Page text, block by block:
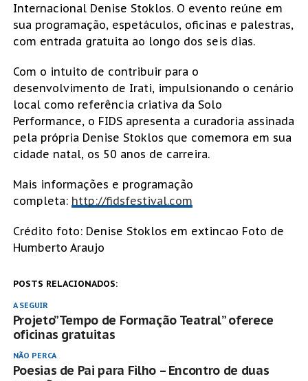
Internacional Denise Stoklos. O evento reúne em
sua programação, espetáculos, oficinas e palestras,
com entrada gratuita ao longo dos seis dias.
Com o intuito de contribuir para o
desenvolvimento de Irati, impulsionando o cenário
local como referência criativa da Solo
Performance, o FIDS apresenta a curadoria assinada
pela própria Denise Stoklos que comemora em sua
cidade natal, os 50 anos de carreira.
Mais informações e programação
completa: http://fidsfestival.com
Crédito foto: Denise Stoklos em extincao Foto de
Humberto Araujo
POSTS RELACIONADOS:
A SEGUIR
Projeto”Tempo de Formação Teatral” oferece
oficinas gratuitas
NÃO PERCA
Poesias de Pai para Filho – Encontro de duas